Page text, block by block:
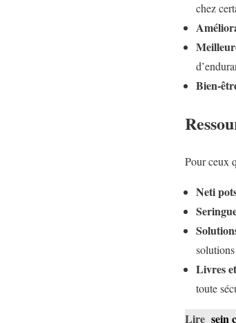
chez
Bien-
Pour ceux
Neti
Livres
toute
Lire sein